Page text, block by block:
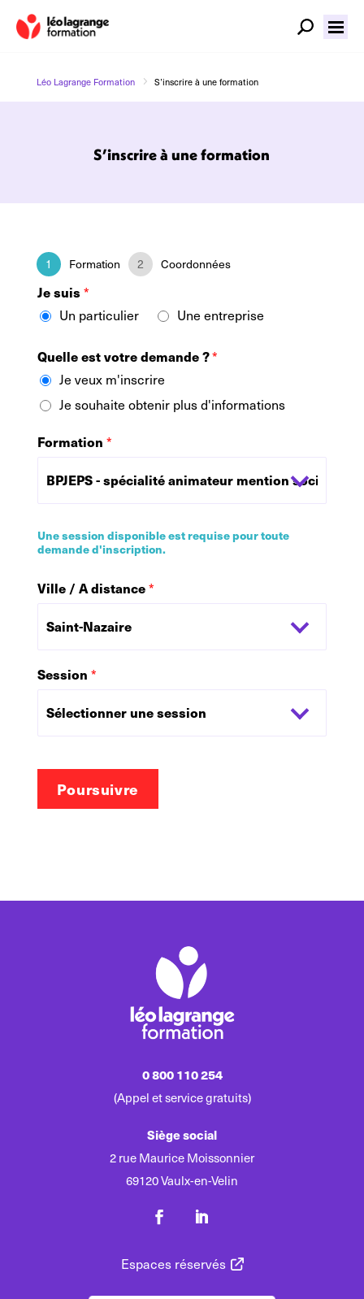
Léo Lagrange Formation 5 S’inscrire à une formation
S’inscrire à une formation
1 Formation 2 Coordonnées
Je suis *
Un particulier
Une entreprise
Quelle est votre demande ?*
Je veux m'inscrire
Je souhaite obtenir plus d'informations
Formation *
Une session disponible est requise pour toute
demande d'inscription.
Ville / A distance*
Session *
Poursuivre
0 800 110 254
(Appel et service gratuits)
Siège social
2 rue Maurice Moissonnier
69120 Vaulx-en-Velin
Espaces réservés